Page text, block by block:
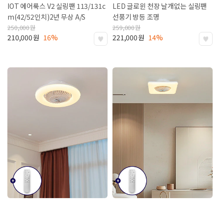
IOT 에어룩스 V2 실링팬 113/131c
m(42/52인치)2년 무상 A/S
250,000원
210,000원 16%
LED 글로윈 천장 날개없는 실링팬
선풍기 방등 조명
259,000원
221,000원 14%